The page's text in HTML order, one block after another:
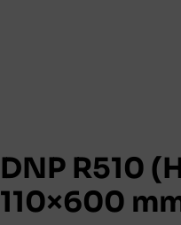
DNP R510
110×600